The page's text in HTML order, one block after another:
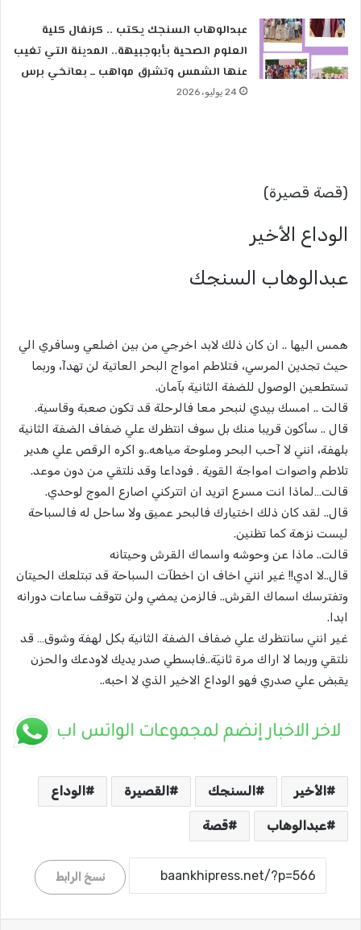
عبدالوهاب السنجك يكتب .. كرنفال كلية
العلوم الصحية بأبوجبيهة.. المدينة التي تغيب
عنها الشمس وتشرق مواهب ــ بعانخي برس
24 يوليو، 2026
(قصة قصيرة)
الوداع الأخير
عبدالوهاب السنجك
همس اليها .. ان كان ذلك لابد اخرجي من بين اضلعي وسافري الي
حيث تجدين المرسي، فتلاطم امواج البحر العاتية لن تهدآ، وربما
تستطعين الوصول للضفة الثانية بآمان.
قالت .. امسك بيدي لنبحر معا فالرحلة قد تكون صعبة وقاسية.
قال .. سأكون قريبا منك بل سوف انتظرك علي ضفاف الضفة الثانية
بلهفة، انني لا آحب البحر وملوحة مياهه..و اكره الرقص علي هدير
تلاطم واصوات امواجة القوية . فوداعا وقد نلتقي من دون موعد.
قالت…لماذا انت مسرع اتريد ان اتتركني اصارع الموج لوحدي.
قال.. لقد كان ذلك اختيارك فالبحر عميق ولا ساحل له فالسباحة
ليست نزهة كما تظنين.
قالت.. ماذا عن وحوشه واسماك القرش وحيتانه
قال..لا ادي!! غير انني اخاف ان اخطآت السباحة قد تبتلعك الحيتان
وتفترسك اسماك القرش.. فالزمن يمضي ولن تتوقف ساعات دورانه
ابدا.
غير انني سانتظرك علي ضفاف الضفة الثانية بكل لهفة وشوق… قد
نلتقي وربما لا اراك مرة ثانيَة..فابسطي صدر يديك لاودعك والحزن
يقبض علي صدري فهو الوداع الاخير الذي لا احبه..
الأخير السنجك القصيرة الوداع
عبدالوهاب قصة
نسخ الرابط